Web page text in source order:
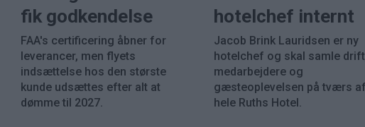
fik godkendelse
FAA's certificering åbner for
leverancer, men flyets
indsættelse hos den største
kunde udsættes efter alt at
dømme til 2027.
hotelchef internt
Jacob Brink Lauridsen er ny
hotelchef og skal samle
medarbejdere og
gæsteoplevelsen på tværs af
hele Ruths Hotel.